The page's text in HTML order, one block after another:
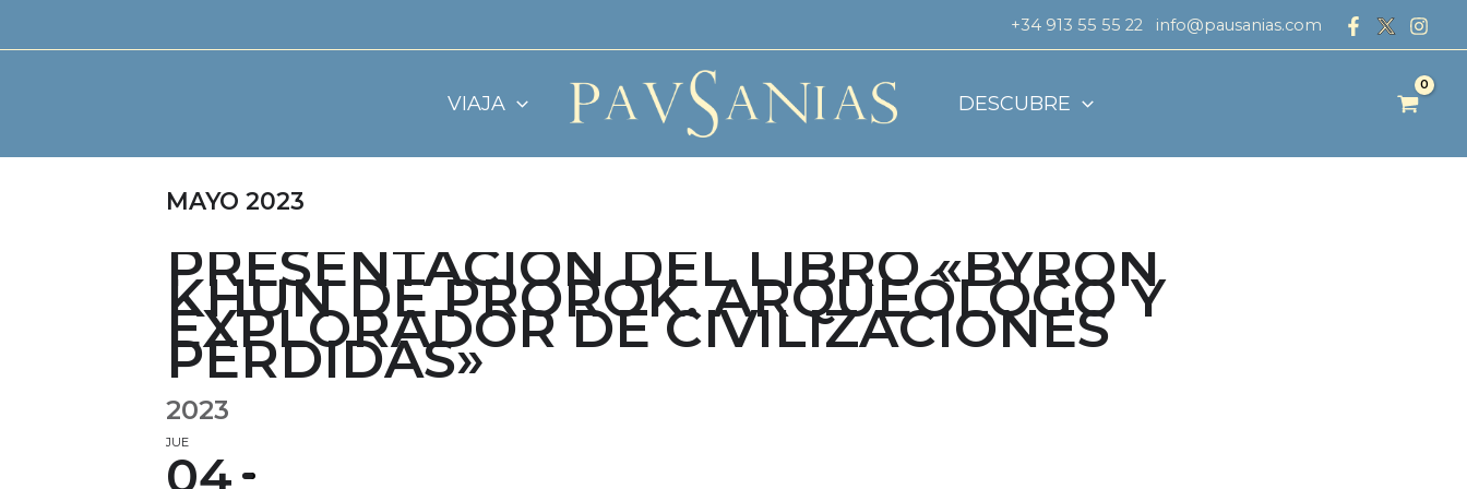
+34 913 55 55 22 info@pausanias.com
VIAJA DESCUBRE
MAYO 2023
PRESENTACIÓN DEL LIBRO «BYRON
KHUN DE PROROK. ARQUEÓLOGO Y
EXPLORADOR DE CIVILIZACIONES
PERDIDAS»
2023
JUE
04